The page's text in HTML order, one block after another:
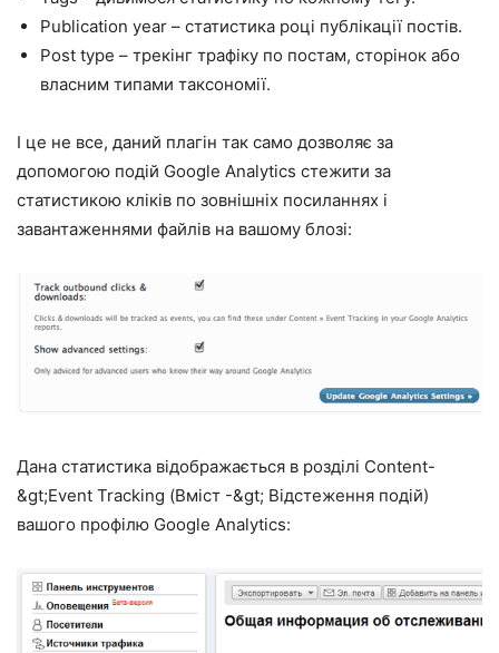
Publication year – статистика році публікації постів.
Post type – трекінг трафіку по постам, сторінок або
власним типами таксономії.
І це не все, даний плагін так само дозволяє за
допомогою подій Google Analytics стежити за
статистикою кліків по зовнішніх посиланнях і
завантаженнями файлів на вашому блозі:
Дана статистика відображається в розділі Сontent-
&gt;Event Tracking (Вміст -&gt; Відстеження подій)
вашого профілю Google Analytics: